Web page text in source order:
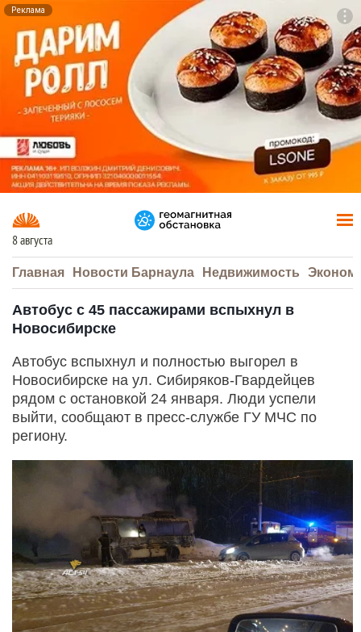
Реклама
8 августа
Главная Новости Барнаула Недвижимость
Автобус с 45 пассажирами вспыхнул в
Новосибирске
Автобус вспыхнул и полностью выгорел в
Новосибирске на ул. Сибиряков-Гвардейцев
рядом с остановкой 24 января. Люди успели
выйти, сообщают в пресс-службе ГУ МЧС по
региону.